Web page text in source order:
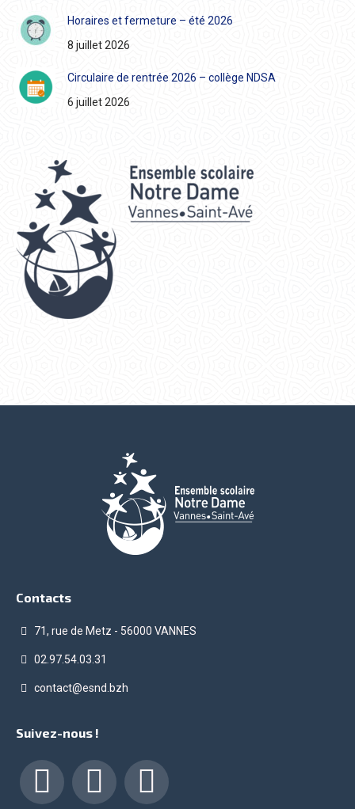
Horaires et fermeture – été 2026
8 juillet 2026
Circulaire de rentrée 2026 – collège NDSA
6 juillet 2026
Contacts
71, rue de Metz - 56000 VANNES
02.97.54.03.31
contact@esnd.bzh
Suivez-nous !
Facebook LinkedIn Instagram